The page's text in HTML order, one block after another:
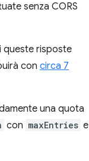
senza CORS
queste risposte
con circa 7
una quota
con maxEntries e